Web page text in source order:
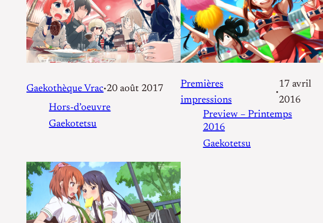
Gaekothèque Vrac•20 août 2017
Hors-d’oeuvre
Gaekotetsu
Premières
impressions
•
17 avril
2016
Preview – Printemps
2016
Gaekotetsu